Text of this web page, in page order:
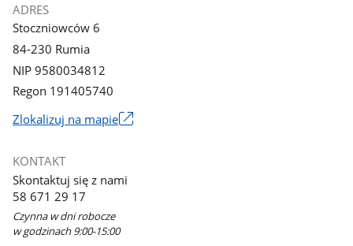
ADRES
Stoczniowców 6
84-230 Rumia
NIP 9580034812
Regon 191405740
Zlokalizuj na mapieLink
nowym
KONTAKT
Skontaktuj się z nami
58 671 29 17
Czynna w dni robocze
w godzinach 9:00-15:00